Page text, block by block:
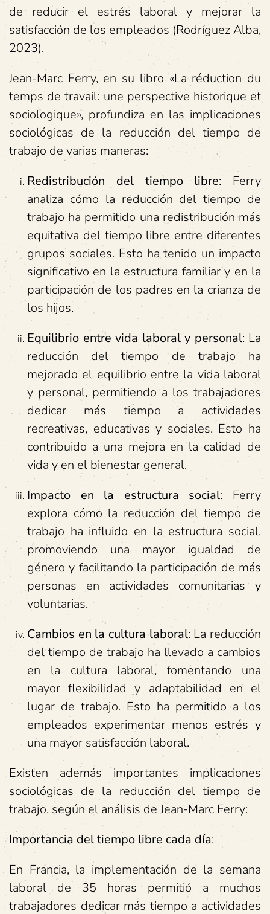
de reducir el estrés laboral y mejorar la
satisfacción de los empleados (Rodríguez Alba,
2023).
Jean-Marc Ferry, en su libro «La réduction du
temps de travail: une perspective historique et
sociologique», profundiza en las implicaciones
sociológicas de la reducción del tiempo de
trabajo de varias maneras:
Redistribución del tiempo libre: Ferry
analiza cómo la reducción del tiempo de
trabajo ha permitido una redistribución más
equitativa del tiempo libre entre diferentes
grupos sociales. Esto ha tenido un impacto
significativo en la estructura familiar y en la
participación de los padres en la crianza de
los hijos.
Equilibrio entre vida laboral y personal: La
reducción del tiempo de trabajo ha
mejorado el equilibrio entre la vida laboral
y personal, permitiendo a los trabajadores
dedicar más tiempo a actividades
recreativas, educativas y sociales. Esto ha
contribuido a una mejora en la calidad de
vida y en el bienestar general.
Impacto en la estructura social: Ferry
explora cómo la reducción del tiempo de
trabajo ha influido en la estructura social,
promoviendo una mayor igualdad de
género y facilitando la participación de más
personas en actividades comunitarias y
voluntarias.
Cambios en la cultura laboral: La reducción
del tiempo de trabajo ha llevado a cambios
en la cultura laboral, fomentando una
mayor flexibilidad y adaptabilidad en el
lugar de trabajo. Esto ha permitido a los
empleados experimentar menos estrés y
una mayor satisfacción laboral.
Existen además importantes implicaciones
sociológicas de la reducción del tiempo de
trabajo, según el análisis de Jean-Marc Ferry:
Importancia del tiempo libre cada día:
En Francia, la implementación de la semana
laboral de 35 horas permitió a muchos
trabajadores dedicar más tiempo a actividades